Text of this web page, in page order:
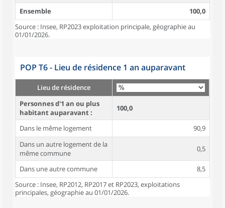
Ensemble
100,0
Source : Insee, RP2023 exploitation principale, géographie au
01/01/2026.
POP T6 - Lieu de résidence 1 an auparavant
Lieu de résidence
Personnes d'1 an ou plus
habitant auparavant :
100,0
Dans le même logement
90,9
Dans un autre logement de la
même commune
0,5
Dans une autre commune
8,5
Source : Insee, RP2012, RP2017 et RP2023, exploitations
principales, géographie au 01/01/2026.